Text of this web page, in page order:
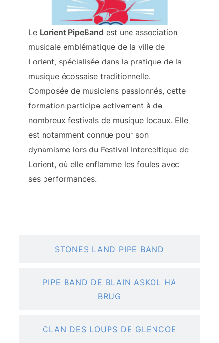
STONES LAND PIPE BAND
PIPE BAND DE BLAIN ASKOL HA
BRUG
CLAN DES LOUPS DE GLENCOE
Le Lorient PipeBand est une association
musicale emblématique de la ville de
Lorient, spécialisée dans la pratique de la
musique écossaise traditionnelle.
Composée de musiciens passionnés, cette
formation participe activement à de
nombreux festivals de musique locaux. Elle
est notamment connue pour son
dynamisme lors du Festival Interceltique de
Lorient, où elle enflamme les foules avec
ses performances.